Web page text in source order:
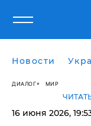
Новости
ДИАЛОГ МИР
16 июня 2026,